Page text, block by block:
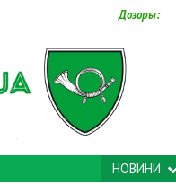
Дозоры:
НОВИНИ